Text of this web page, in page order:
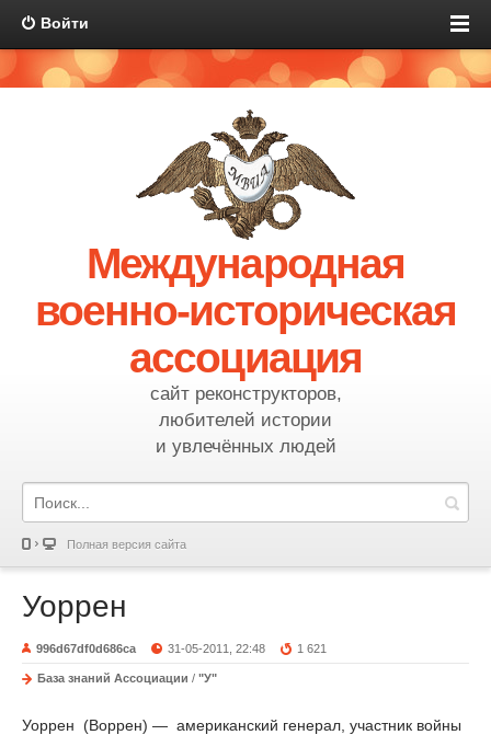
Войти
Международная
военно-историческая
ассоциация
сайт реконструкторов,
любителей истории
и увлечённых людей
Полная версия сайта
Уоррен
996d67df0d686ca 31-05-2011, 22:48 1 621
База знаний Ассоциации / "У"
Уоррен (Воррен) — американский генерал, участник войны